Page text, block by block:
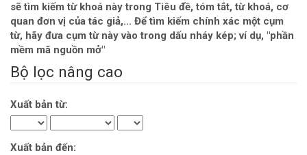
sẽ tìm kiếm từ khoá này trong Tiêu đề, tóm tắt, từ khoá, cơ
quan đơn vị của tác giả,... Để tìm kiếm chính xác một cụm
từ, hãy đưa cụm từ này vào trong dấu nháy kép; ví dụ, "phần
mềm mã nguồn mở"
Bộ lọc nâng cao
Xuất bản từ:
Xuất bản đến: